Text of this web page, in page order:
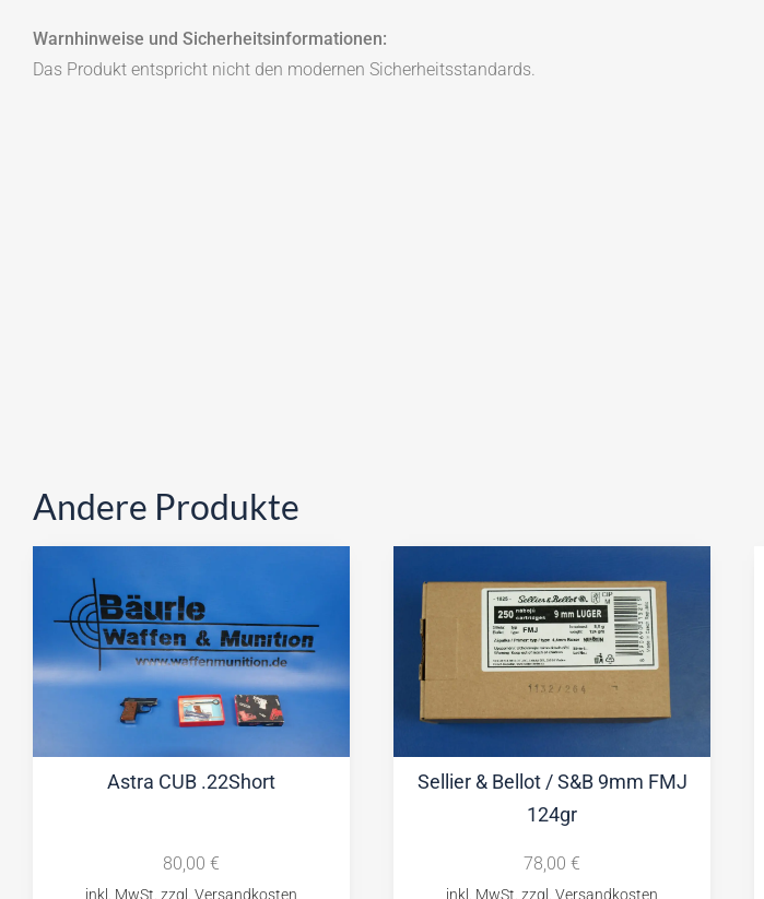
Warnhinweise und Sicherheitsinformationen:
Das Produkt entspricht nicht den modernen Sicherheitsstandards.
Andere Produkte
Astra CUB .22Short
80,00 €
Sellier & Bellot / S&B 9mm FMJ
124gr
78,00 €